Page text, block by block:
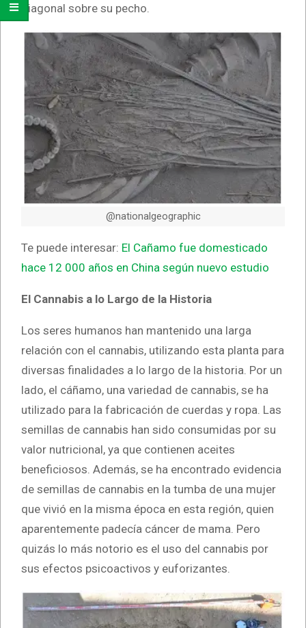
diagonal sobre su pecho.
@nationalgeographic
Te puede interesar: El Cañamo fue domesticado
hace 12 000 años en China según nuevo estudio
El Cannabis a lo Largo de la Historia
Los seres humanos han mantenido una larga
relación con el cannabis, utilizando esta planta para
diversas finalidades a lo largo de la historia. Por un
lado, el cáñamo, una variedad de cannabis, se ha
utilizado para la fabricación de cuerdas y ropa. Las
semillas de cannabis han sido consumidas por su
valor nutricional, ya que contienen aceites
beneficiosos. Además, se ha encontrado evidencia
de semillas de cannabis en la tumba de una mujer
que vivió en la misma época en esta región, quien
aparentemente padecía cáncer de mama. Pero
quizás lo más notorio es el uso del cannabis por
sus efectos psicoactivos y euforizantes.